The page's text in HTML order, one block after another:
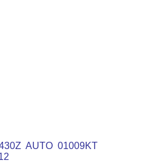
AUTO 01009KT